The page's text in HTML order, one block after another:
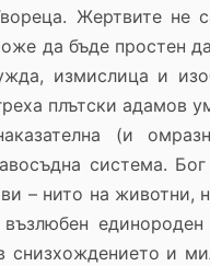
Жертвите не
да бъде простен
измислица и
плътски адамов
(и
система.
– нито на животни,
снизхождението и